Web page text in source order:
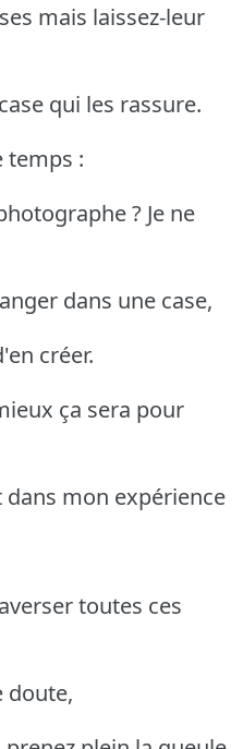
mais laissez-leur
qui les rassure.
temps :
? Je ne
dans une case,
créer.
ça sera pour
mon expérience
toutes ces
doute,